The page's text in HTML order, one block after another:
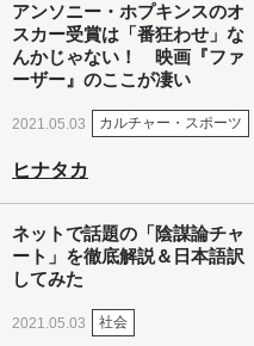
アンソニー・ホプキンスのオ
スカー受賞は「番狂わせ」な
んかじゃない！ 映画『ファ
ーザー』のここが凄い
2021.05.03 カルチャー・スポーツ
ヒナタカ
ネットで話題の「陰謀論チャ
ート」を徹底解説＆日本語訳
してみた
2021.05.03 社会